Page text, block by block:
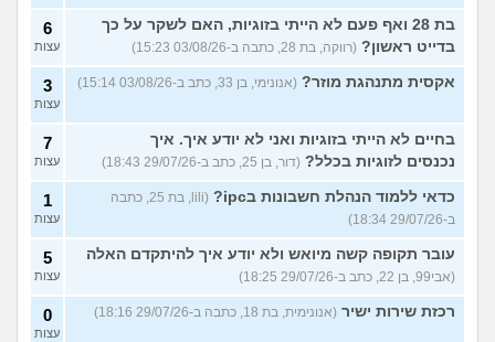
בת 28 ואף פעם לא הייתי בזוגיות, האם לשקר על כך
בדייט ראשון? (רווקה, בת 28, כתבה ב-03/08/26 15:23)
6
עצות
אקסית מתנהגת מוזר? (אנונימי, בן 33, כתב ב-03/08/26 15:14) 3
עצות
בחיים לא הייתי בזוגיות ואני לא יודע איך. איך
נכנסים לזוגיות בכלל? (דור, בן 25, כתב ב-29/07/26 18:43)
7
עצות
כדאי ללמוד הנהלת חשבונות בipc?
(lili, בת 25, כתבה
ב-29/07/26 18:34)
1
עצות
עובר תקופה קשה מיואש ולא יודע איך להיתקדם האלה
(אבי99, בן 22, כתב ב-29/07/26 18:25)
5
עצות
רכזת שירות ישיר (אנונימית, בת 18, כתבה ב-29/07/26 18:16) 0
עצות